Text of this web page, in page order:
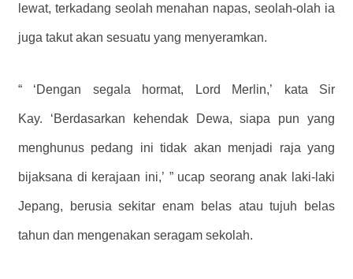
lewat, terkadang seolah menahan napas, seolah-olah ia
juga takut akan sesuatu yang menyeramkan.
“ ‘Dengan segala hormat, Lord Merlin,’ kata Sir
Kay. ‘Berdasarkan kehendak Dewa, siapa pun yang
menghunus pedang ini tidak akan menjadi raja yang
bijaksana di kerajaan ini,’ ” ucap seorang anak laki-laki
Jepang, berusia sekitar enam belas atau tujuh belas
tahun dan mengenakan seragam sekolah.